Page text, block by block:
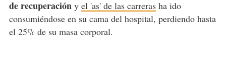
de recuperación y el 'as' de las carrerasha ido
consumiéndose en su cama del hospital, perdiendo hasta
el 25% de su masa corporal.